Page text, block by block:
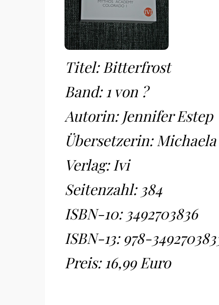
Titel: Bitterfrost
Band: 1 von ?
Autorin: Jennifer Estep
Übersetzerin:
Verlag: Ivi
Seitenzahl: 384
ISBN-10: 3492703836
ISBN-13: 978-
Preis: 16,99 Euro